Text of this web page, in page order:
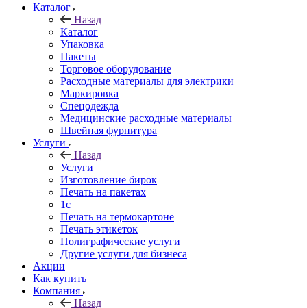
Каталог
Назад
Каталог
Упаковка
Пакеты
Торговое оборудование
Расходные материалы для электрики
Маркировка
Спецодежда
Медицинские расходные материалы
Швейная фурнитура
Услуги
Назад
Услуги
Изготовление бирок
Печать на пакетах
1c
Печать на термокартоне
Печать этикеток
Полиграфические услуги
Другие услуги для бизнеса
Акции
Как купить
Компания
Назад